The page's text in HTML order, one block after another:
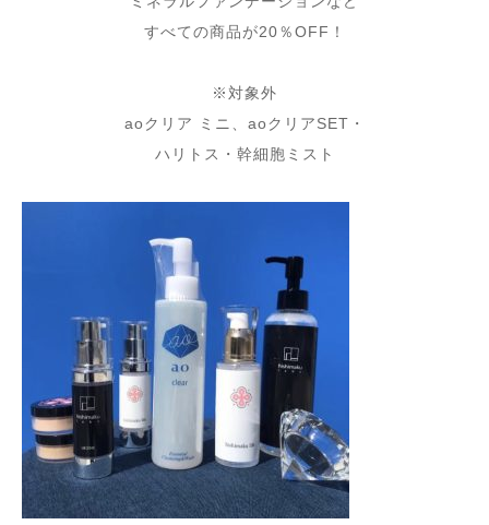
⁡すべての商品が20％OFF！
※対象外
aoクリア ミニ、aoクリアSET・
ハリトス・幹細胞ミスト